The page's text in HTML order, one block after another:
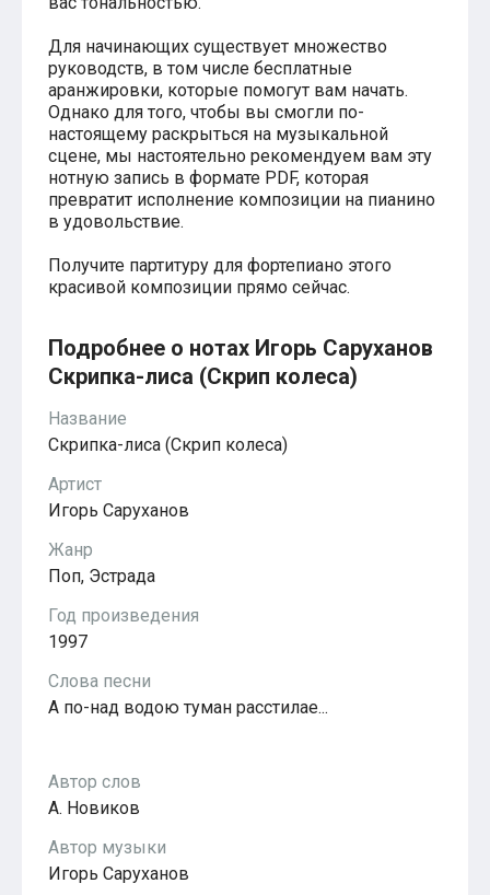
Красавица и чудовище
Моана (Disney)
Ноты из аниме
Вверх
Ходячий замок Хаула
Для обучения
1-ой класс обучения
2-ий класс обучения
Для детского сада
Ноты для младшей группы
Ноты для средней группы
Ноты для старшей группы
Духовная музыка
Пасхальные ноты
Госпел
из компьютерных игр
The Legend Of Zelda
Super Mario Bros.
для различных игр
Five Nights at Freddy’s
Популярное
Для начинающих существует множество
руководств, в том числе бесплатные
аранжировки, которые помогут вам начать.
Однако для того, чтобы вы смогли по-
настоящему раскрыться на музыкальной
сцене, мы настоятельно рекомендуем вам эту
нотную запись в формате PDF, которая
превратит исполнение композиции на пианино
в удовольствие.
Получите партитуру для фортепиано этого
красивой композиции прямо сейчас.
Подробнее о нотах Игорь Саруханов
Скрипка-лиса (Скрип колеса)
Название
Скрипка-лиса (Скрип колеса)
Артист
Игорь Саруханов
Жанр
Поп, Эстрада
Год произведения
1997
Слова песни
А по-над водою туман расстилае...
Автор слов
А. Новиков
Автор музыки
Игорь Саруханов